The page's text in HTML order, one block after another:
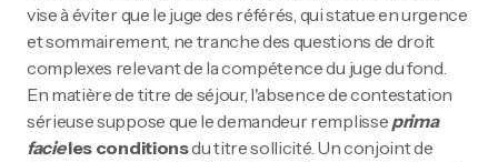
vise à éviter que le juge des référés, qui statue en urgence
et sommairement, ne tranche des questions de droit
complexes relevant de la compétence du juge du fond.
En matière de titre de séjour, l'absence de contestation
sérieuse suppose que le demandeur remplisse prima
facieles conditionsdu titre sollicité. Un conjoint de